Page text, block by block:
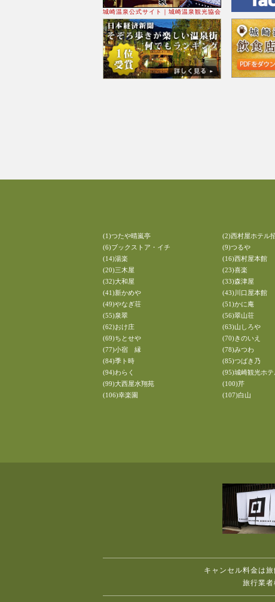
城崎温泉公式サイト｜城崎温泉観光協会
(1)つたや晴嵐亭 (2)西村屋ホテル
(6)ブックストア・イチ
(9)つるや
(14)湯楽
(16)西村屋本館
(20)三木屋
(23)喜楽
(32)大和屋
(33)森津屋
(41)新かめや
(43)川口屋本館
(49)やなぎ荘
(51)かに庵
(55)泉翠
(56)翠山荘
(62)おけ庄
(63)山しろや
(69)ちとせや
(70)きのいえ
(77)小宿 縁
(78)みつわ
(84)季ト時
(85)つばき乃
(94)わらく
(95)城崎観光ホ
(99)大西屋水翔苑
(100)芹
(106)幸楽園
(107)白山
キャンセル料金は
旅行業